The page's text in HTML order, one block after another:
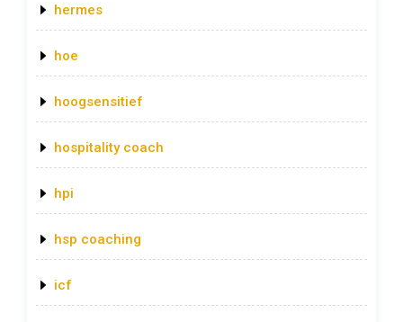
hermes
hoe
hoogsensitief
hospitality coach
hpi
hsp coaching
icf